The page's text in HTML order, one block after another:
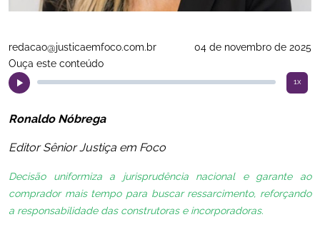
redacao@justicaemfoco.com.br
04 de novembro de 2025
Ouça este conteúdo
1x
Ronaldo Nóbrega
Editor Sênior Justiça em Foco
Decisão uniformiza a jurisprudência nacional e garante ao
comprador mais tempo para buscar ressarcimento, reforçando
a responsabilidade das construtoras e incorporadoras.